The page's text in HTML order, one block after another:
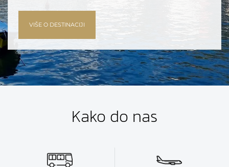
VIŠE O DESTINACIJI
Kako do nas